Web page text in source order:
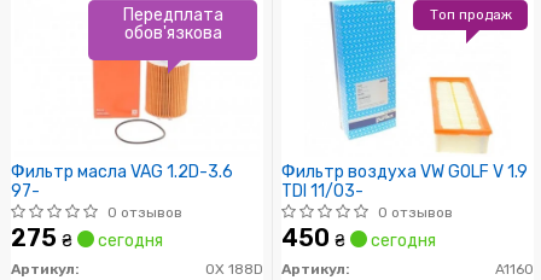
Фильтр масла VAG 1.2D-3.6
97-
0 отзывов
275 ₴ сегодня
Артикул:
OX 188D
Передплата
обов'язкова
Фильтр воздуха VW GOLF V 1.9
TDI 11/03-
0 отзывов
450 ₴ сегодня
Артикул:
A1160
Топ продаж